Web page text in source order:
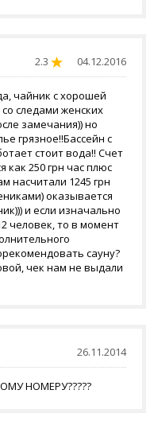
2.3 04.12.2016
чайник с хорошей
следами женских
замечания)) но
грязное!!Бассейн с
стоит вода!! Счет
как 250 грн час плюс
насчитали 1245 грн
оказывается
и если изначально
человек, то в момент
сауну?
чек нам не выдали
26.11.2014
НОМЕРУ?????